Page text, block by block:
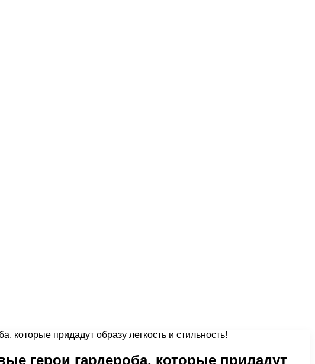
придадут образу легкость и стильность!
герои гардероба, которые придадут